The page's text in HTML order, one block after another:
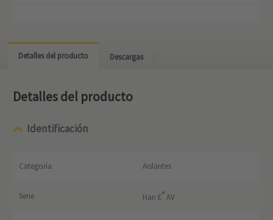
Detalles del producto Descargas
Detalles del producto
Identificación
Categoría Aislantes
Serie Han E®AV